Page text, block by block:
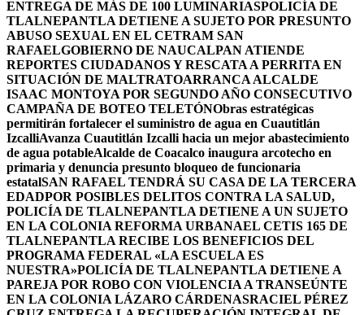
ENTREGA DE MÁS DE 100 LUMINARIASPOLICÍA DE
TLALNEPANTLA DETIENE A SUJETO POR PRESUNTO
ABUSO SEXUAL EN EL CETRAM SAN
RAFAELGOBIERNO DE NAUCALPAN ATIENDE
REPORTES CIUDADANOS Y RESCATA A PERRITA EN
SITUACIÓN DE MALTRATOARRANCA ALCALDE
ISAAC MONTOYA POR SEGUNDO AÑO CONSECUTIVO
CAMPAÑA DE BOTEO TELETÓNObras estratégicas
permitirán fortalecer el suministro de agua en Cuautitlán
IzcalliAvanza Cuautitlán Izcalli hacia un mejor abastecimiento
de agua potableAlcalde de Coacalco inaugura arcotecho en
primaria y denuncia presunto bloqueo de funcionaria
estatalSAN RAFAEL TENDRÁ SU CASA DE LA TERCERA
EDADPOR POSIBLES DELITOS CONTRA LA SALUD,
POLICÍA DE TLALNEPANTLA DETIENE A UN SUJETO
EN LA COLONIA REFORMA URBANAEL CETIS 165 DE
TLALNEPANTLA RECIBE LOS BENEFICIOS DEL
PROGRAMA FEDERAL «LA ESCUELA ES
NUESTRA»POLICÍA DE TLALNEPANTLA DETIENE A
PAREJA POR ROBO CON VIOLENCIA A TRANSEÚNTE
EN LA COLONIA LÁZARO CÁRDENASRACIEL PÉREZ